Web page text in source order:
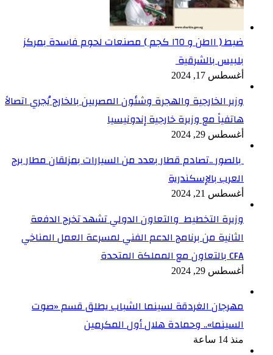
ضبط ( ١١طن و ١٦٥ كجم ) مصنعات لحوم فاسدة بمركز
بلبيس بالشرقية
أغسطس 17, 2024
وزير الخارجية والهجرة وشئون المصريين بالخارج يُجري اتصالاً
هاتفياً مع وزيرة خارجية إندونيسيا
أغسطس 29, 2024
بالصور ..تصادم قطار بعدد من السيارات بمزلقان مطار برج
العرب بالإسكندرية
أغسطس 21, 2024
وزيرة التخطيط والتعاون الدولي تشهد تخرج الدفعة
الثانية من برنامج الدعم الفني لمسرعة العمل المناخي
CFA بالتعاون مع المملكة المتحدة
أغسطس 29, 2024
مهرجان الغردقة لسينما الشباب يطلق قسم «صوت
السينما».. وحمادة هلال أول المكرمين
منذ 14 ساعة